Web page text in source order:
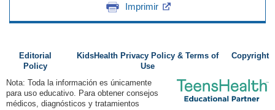
Imprimir
Editorial
Policy
KidsHealth Privacy Policy & Terms of
Use
Copyright
Nota: Toda la información es únicamente
para uso educativo. Para obtener consejos
médicos, diagnósticos y tratamientos